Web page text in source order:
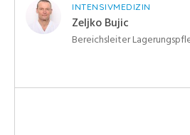
INTENSIVMEDIZIN
Zeljko Bujic
Bereichsleiter